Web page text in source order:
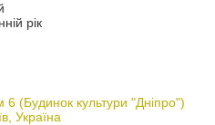
рік
6 (Будинок культури "Дніпро")
Україна